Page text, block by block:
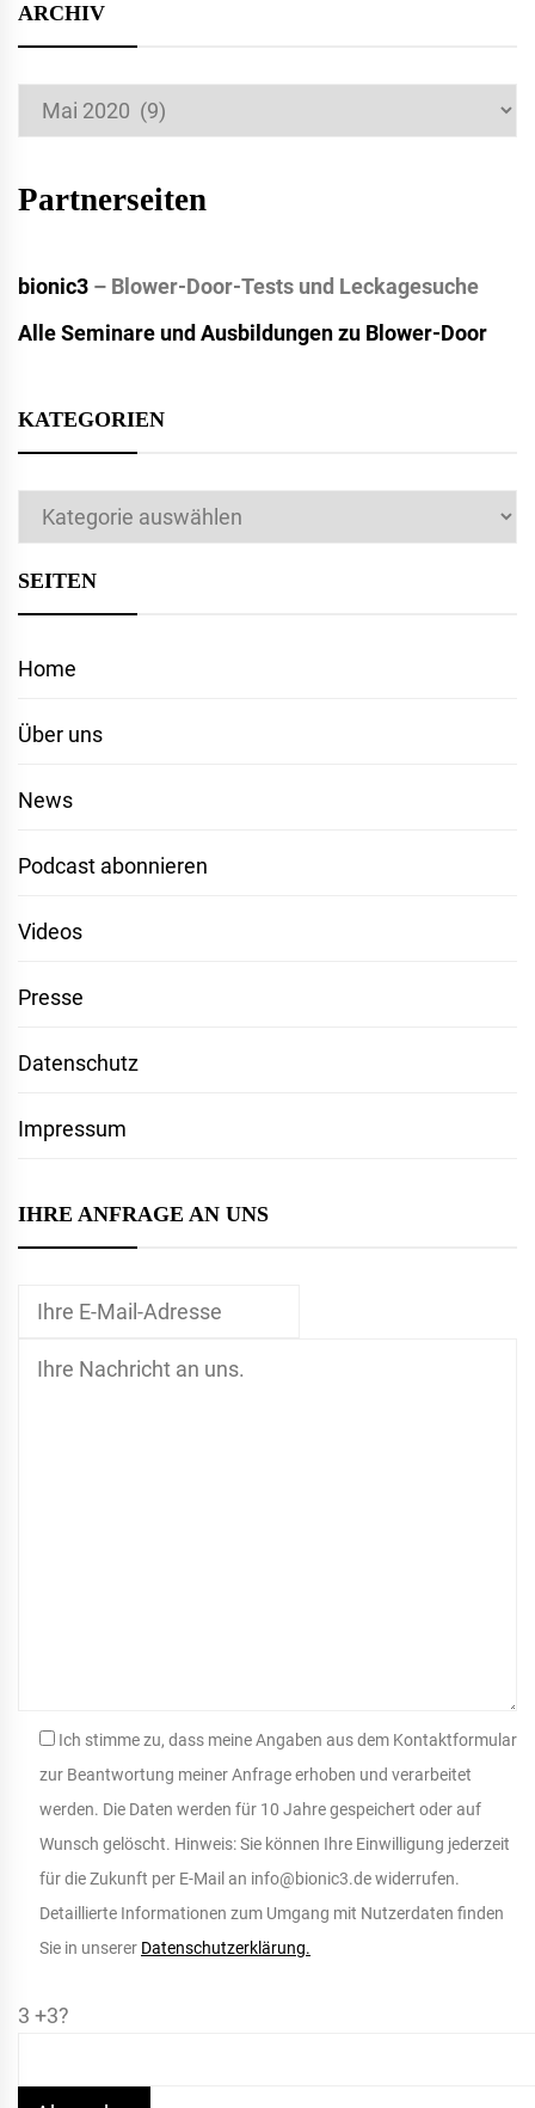
ARCHIV
Archiv
Partnerseiten
bionic3 – Blower-Door-Tests und Leckagesuche
Alle Seminare und Ausbildungen zu Blower-Door
KATEGORIEN
Kategorien
SEITEN
Home
Über uns
News
Podcast abonnieren
Videos
Presse
Datenschutz
Impressum
IHRE ANFRAGE AN UNS
Ich stimme zu, dass meine Angaben aus dem Kontaktformular
zur Beantwortung meiner Anfrage erhoben und verarbeitet
werden. Die Daten werden für 10 Jahre gespeichert oder auf
Wunsch gelöscht. Hinweis: Sie können Ihre Einwilligung jederzeit
für die Zukunft per E-Mail an info@bionic3.de widerrufen.
Detaillierte Informationen zum Umgang mit Nutzerdaten finden
Sie in unserer Datenschutzerklärung.
3 +3?